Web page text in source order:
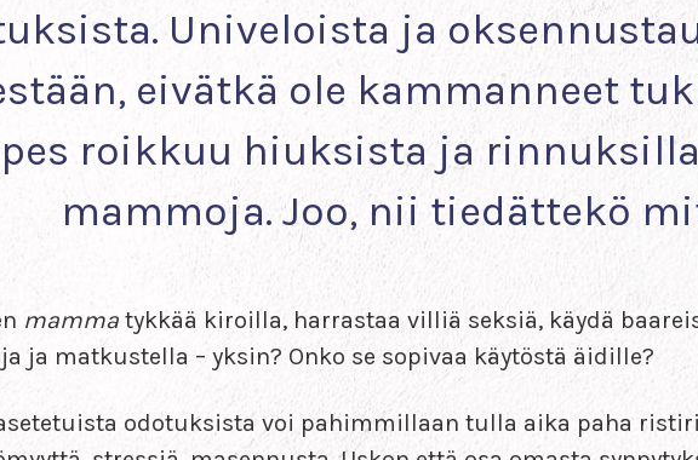
Univeloista ja
eivätkä ole kammanneet
roikkuu hiuksista ja
mammoja. Joo, nii tiedättekö
mamma tykkää kiroilla, harrastaa villiä seksiä, käydä
ja matkustella – yksin? Onko se sopivaa käytöstä äidille?
odotuksista voi pahimmillaan tulla aika paha